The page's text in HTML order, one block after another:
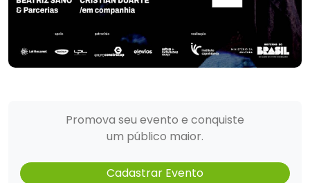
Promova seu evento e conquiste
um público maior.
Cadastrar Evento